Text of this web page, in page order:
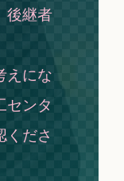
後継者
えにな
センタ
くださ